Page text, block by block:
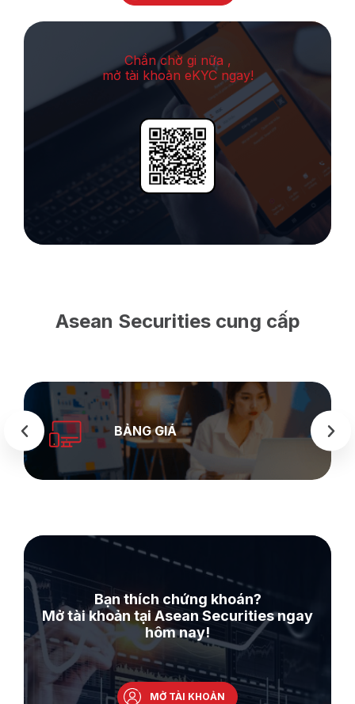
Chần chờ gi nữa ,
mở tài khoản eKYC ngay!
Asean Securities cung cấp
BẢNG GIÁ
Bạn thích chứng khoán?
Mở tài khoản tại Asean Securities ngay
hôm nay!
MỞ TÀI KHOẢN